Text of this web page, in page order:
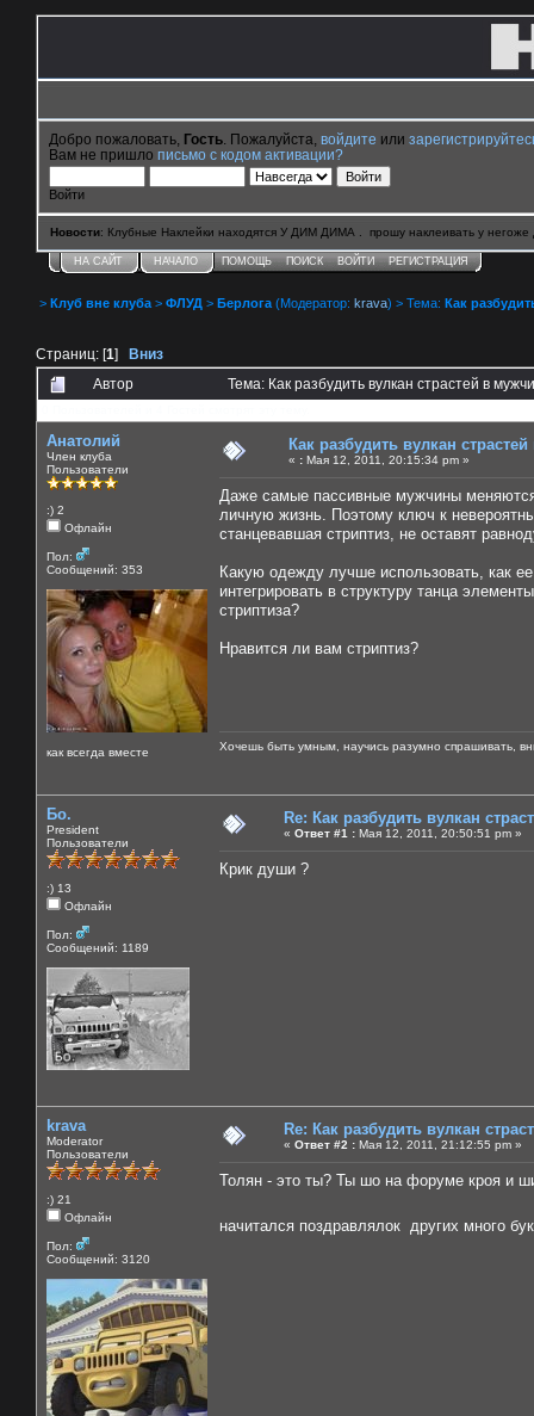
Добро пожаловать, Гость . Пожалуйста, войдите или
Вам не пришло письмо с кодом активации?
Войти
Новости: Клубные Наклейки находятся У ДИМ ДИМА . прошу наклеивать у негоже
НА САЙТ НАЧАЛО ПОМОЩЬ ПОИСК ВОЙТИ РЕГИСТРАЦИЯ
> Клуб вне клуба > ФЛУД > Берлога (Модератор: krava) > Тема: Как
Страниц: [1] Вниз
Автор
Тема: Как разбудить вулкан страстей в
Анатолий
Член клуба
Пользователи
:) 2
Офлайн
Пол:
Сообщений: 353
как всегда вместе
Как разбудить вулкан
« : Мая 12, 2011, 20:15:34 pm »
Даже самые пассивные мужчины меняются
личную жизнь. Поэтому ключ к
станцевавшая стриптиз, не оставят
Какую одежду лучше использовать, как
интегрировать в структуру танца
стриптиза?
Нравится ли вам стриптиз?
Хочешь быть умным, научись разумно спрашивать,
Бо.
President
Пользователи
:) 13
Офлайн
Пол:
Сообщений: 1189
Re: Как разбудить вулкан
« Ответ #1 : Мая 12, 2011, 20:50:51 pm »
Крик души ?
krava
Moderator
Пользователи
:) 21
Офлайн
Пол:
Сообщений: 3120
Re: Как разбудить вулкан
« Ответ #2 : Мая 12, 2011, 21:12:55 pm »
Толян - это ты? Ты шо на форуме кроя и
начитался поздравлялок других много